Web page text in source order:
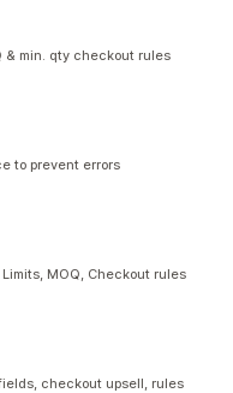
& min. qty checkout rules
to prevent errors
MOQ, Checkout rules
checkout upsell, rules